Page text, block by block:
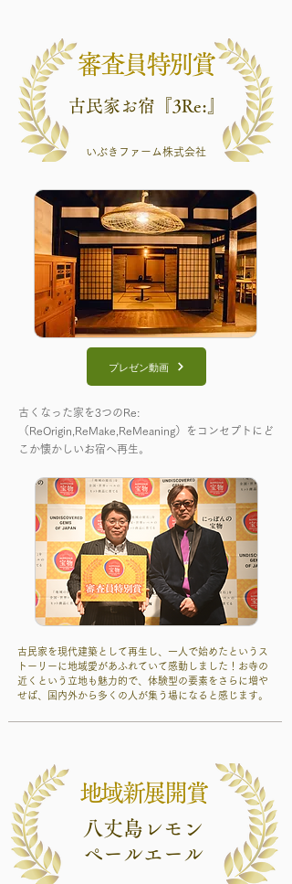
審査員特別賞
古民家お宿『3Re:』
いぶきファーム株式会社
プレゼン動画
古くなった家を3つのRe:
（ReOrigin,ReMake,ReMeaning）をコンセプトにど
こか懐かしいお宿へ再生。
古民家を現代建築として再生し、一人で始めたというス
トーリーに地域愛があふれていて感動しました！お寺の
近くという立地も魅力的で、体験型の要素をさらに増や
せば、国内外から多くの人が集う場になると感じます。
地域新展開賞
八丈島レモン
ペールエール